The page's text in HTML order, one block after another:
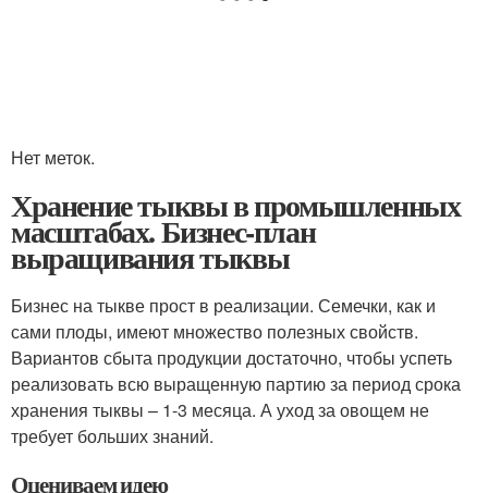
Нет меток.
Хранение тыквы в промышленных
масштабах. Бизнес-план
выращивания тыквы
Бизнес на тыкве прост в реализации. Семечки, как и
сами плоды, имеют множество полезных свойств.
Вариантов сбыта продукции достаточно, чтобы успеть
реализовать всю выращенную партию за период срока
хранения тыквы – 1-3 месяца. А уход за овощем не
требует больших знаний.
Оцениваем идею